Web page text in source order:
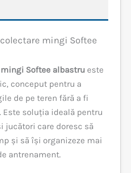
mingi Softee
Softee albastru este
conceput pentru a
de pe teren fără a fi
Este soluția ideală pentru
jucători care doresc să
și să își organizeze mai
antrenament.